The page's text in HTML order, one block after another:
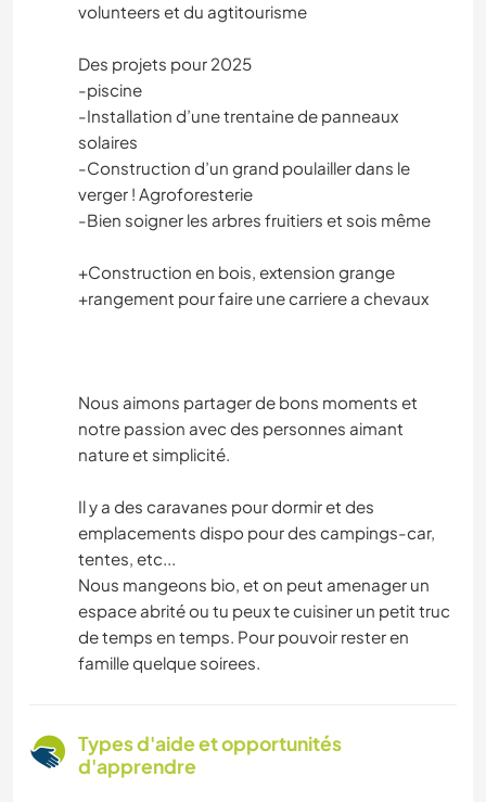
volunteers et du agtitourisme
Des projets pour 2025
-piscine
-Installation d’une trentaine de panneaux
solaires
-Construction d’un grand poulailler dans le
verger ! Agroforesterie
-Bien soigner les arbres fruitiers et sois même
+Construction en bois, extension grange
+rangement pour faire une carriere a chevaux
Nous aimons partager de bons moments et
notre passion avec des personnes aimant
nature et simplicité.
Il y a des caravanes pour dormir et des
emplacements dispo pour des campings-car,
tentes, etc...
Nous mangeons bio, et on peut amenager un
espace abrité ou tu peux te cuisiner un petit truc
de temps en temps. Pour pouvoir rester en
famille quelque soirees.
Types d'aide et opportunités
d'apprendre